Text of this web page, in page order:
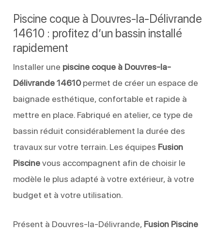
Piscine coque à Douvres-la-Délivrande
14610 : profitez d’un bassin installé
rapidement
Installer une piscine coque à Douvres-la-
Délivrande 14610permet de créer un espace de
baignade esthétique, confortable et rapide à
mettre en place. Fabriqué en atelier, ce type de
bassin réduit considérablement la durée des
travaux sur votre terrain. Les équipes Fusion
Piscinevous accompagnent afin de choisir le
modèle le plus adapté à votre extérieur, à votre
budget et à votre utilisation.
Présent à Douvres-la-Délivrande, Fusion Piscine